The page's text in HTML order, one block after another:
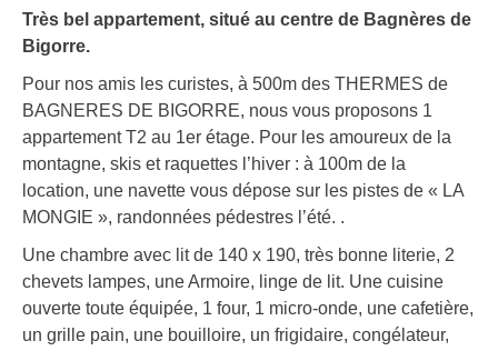
Très bel appartement, situé au centre de Bagnères de
Bigorre.
Pour nos amis les curistes, à 500m des THERMES de
BAGNERES DE BIGORRE, nous vous proposons 1
appartement T2 au 1er étage. Pour les amoureux de la
montagne, skis et raquettes l’hiver : à 100m de la
location, une navette vous dépose sur les pistes de « LA
MONGIE », randonnées pédestres l’été. .
Une chambre avec lit de 140 x 190, très bonne literie, 2
chevets lampes, une Armoire, linge de lit. Une cuisine
ouverte toute équipée, 1 four, 1 micro-onde, une cafetière,
un grille pain, une bouilloire, un frigidaire, congélateur,